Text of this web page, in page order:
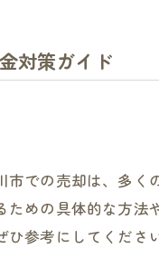
対策ガイド
での売却は、多
めの具体的な方
参考にしてください